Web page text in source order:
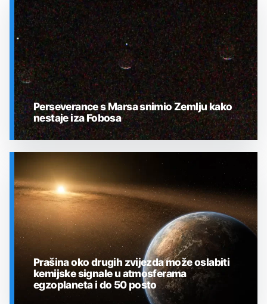
SVEMIR
Perseverance s Marsa snimio Zemlju kako
nestaje iza Fobosa
Prašina oko drugih zvijezda može oslabiti
kemijske signale u atmosferama
egzoplaneta i do 50 posto